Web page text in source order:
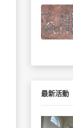
最新活動